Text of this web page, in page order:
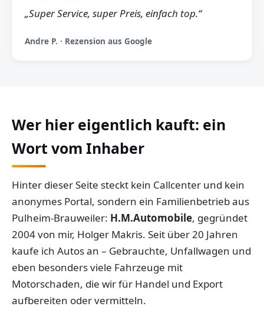
„Super Service, super Preis, einfach top.“
Andre P. · Rezension aus Google
Wer hier eigentlich kauft: ein
Wort vom Inhaber
Hinter dieser Seite steckt kein Callcenter und kein
anonymes Portal, sondern ein Familienbetrieb aus
Pulheim-Brauweiler: H.M.Automobile, gegründet
2004 von mir, Holger Makris. Seit über 20 Jahren
kaufe ich Autos an – Gebrauchte, Unfallwagen und
eben besonders viele Fahrzeuge mit
Motorschaden, die wir für Handel und Export
aufbereiten oder vermitteln.